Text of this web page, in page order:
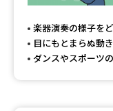
楽器演奏の様子を
目にもとまらぬ動
ダンスやスポーツ